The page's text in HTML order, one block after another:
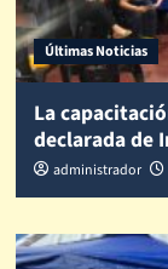
Últimas Noticias
La
declarada de
administrador